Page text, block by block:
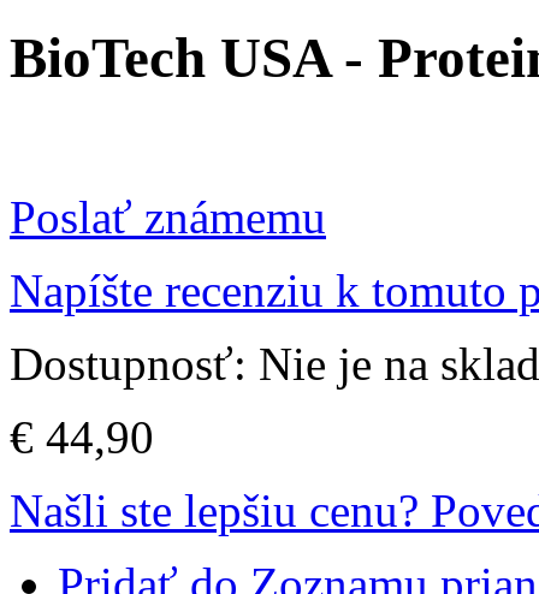
BioTech USA -
Poslať známemu
Napíšte recenziu k tomuto
Dostupnosť: Nie je na
€ 44,90
Našli ste lepšiu cenu?
Pridať do Zoznamu